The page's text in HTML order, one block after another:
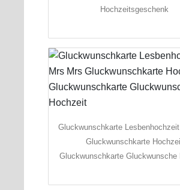
Hochzeitsgeschenk
Gluckwunschkarte
Gluckwunschkarte
Gluckwunschkarte Gluckwunsche